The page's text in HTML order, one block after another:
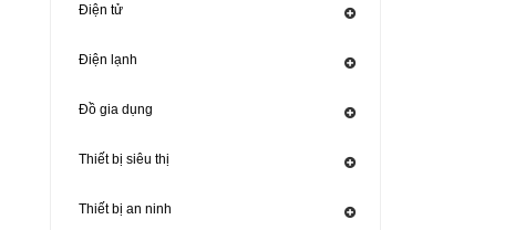
Điện tử
Điện lạnh
Đồ gia dụng
Thiết bị siêu thị
Thiết bị an ninh